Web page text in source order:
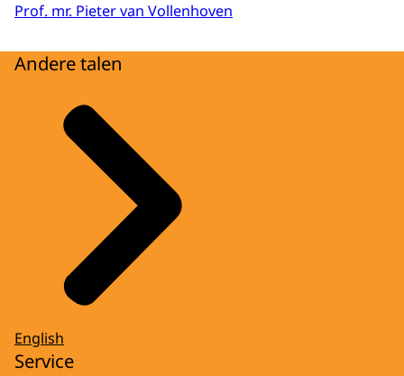
Prof. mr. Pieter van Vollenhoven
Andere talen
English
Service